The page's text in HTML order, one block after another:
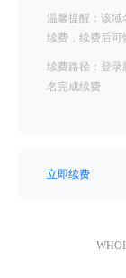
温馨提醒：该域
续费，续费后可
续费路径：登录
名完成续费
立即续费